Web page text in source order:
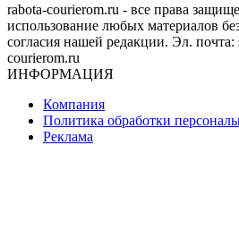
rabota-courierom.ru - все права
использование любых материалов
согласия нашей редакции. Эл. почта:
courierom.ru
ИНФОРМАЦИЯ
Компания
Политика обработки
Реклама